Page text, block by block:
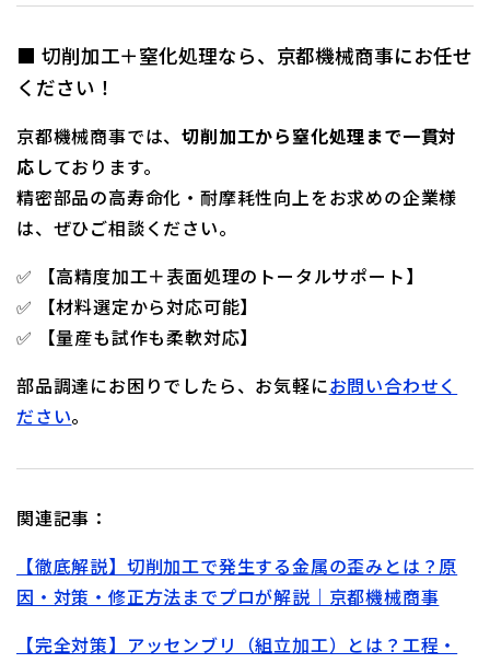
■ 切削加工＋窒化処理なら、京都機械商事にお任せ
ください！
京都機械商事では、切削加工から窒化処理まで一貫対
応 しております。
精密部品の高寿命化・耐摩耗性向上をお求めの企業様
は、ぜひご相談ください。
✅ 【高精度加工＋表面処理のトータルサポート】
✅ 【材料選定から対応可能】
✅ 【量産も試作も柔軟対応】
部品調達にお困りでしたら、お気軽にお問い合わせく
ださい。
関連記事：
【徹底解説】切削加工で発生する金属の歪みとは？原
因・対策・修正方法までプロが解説｜京都機械商事
【完全対策】アッセンブリ（組立加工）とは？工程・